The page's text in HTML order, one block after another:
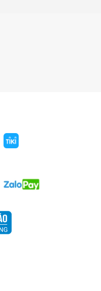
khí lạnh